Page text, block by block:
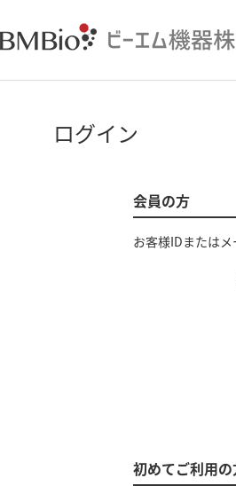
ログイン
会員の方
お客様IDまたは
初めてご利用